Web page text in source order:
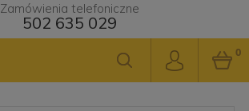
Zamówienia telefoniczne
502 635 029
0